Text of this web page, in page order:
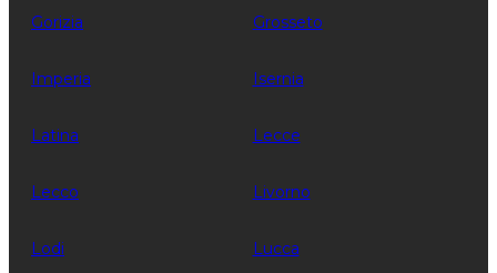
Gorizia Grosseto
Imperia Isernia
Latina Lecce
Lecco Livorno
Lodi Lucca